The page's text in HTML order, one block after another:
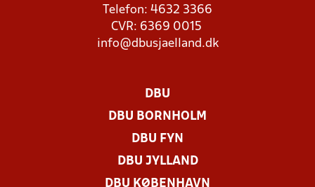
Telefon: 4632 3366
CVR: 6369 0015
info@dbusjaelland.dk
DBU
DBU BORNHOLM
DBU FYN
DBU JYLLAND
DBU KØBENHAVN